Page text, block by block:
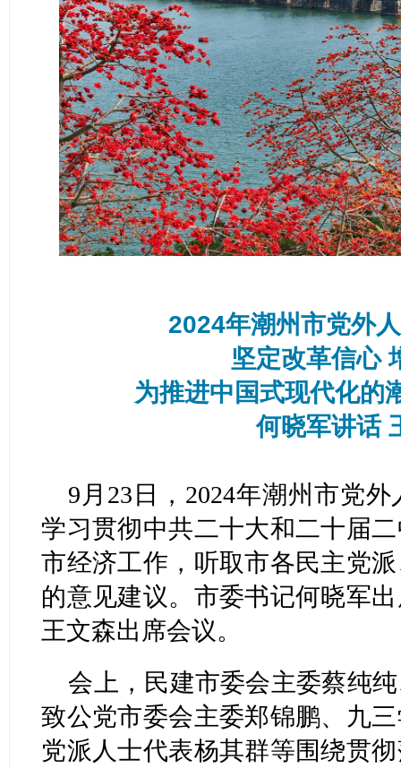
2024年潮州市党外
坚定改革信心
为推进中国式现代化的
何晓军讲话
9月23日，2024年潮州市党
学习贯彻中共二十大和二十届
市经济工作，听取市各民主党
的意见建议。市委书记何晓军
王文森出席会议。
会上，民建市委会主委蔡纯
致公党市委会主委郑锦鹏、九
党派人士代表杨其群等围绕贯